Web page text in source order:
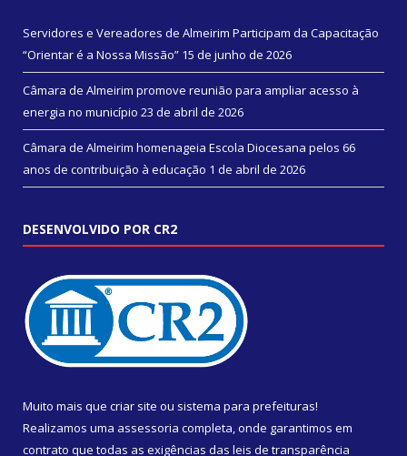
Servidores e Vereadores de Almeirim Participam da Capacitação
“Orientar é a Nossa Missão” 15 de junho de 2026
Câmara de Almeirim promove reunião para ampliar acesso à
energia no município 23 de abril de 2026
Câmara de Almeirim homenageia Escola Diocesana pelos 66
anos de contribuição à educação 1 de abril de 2026
DESENVOLVIDO POR CR2
Muito mais que criar site ou sistema para prefeituras!
Realizamos uma assessoria completa, onde garantimos em
contrato que todas as exigências das leis de transparência